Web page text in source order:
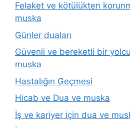
Felaket ve kötülükten
muska
Günler duaları
Güvenli ve bereketli bir
muska
Hastalığın Geçmesi
Hicab ve Dua ve muska
İş ve kariyer için dua ve